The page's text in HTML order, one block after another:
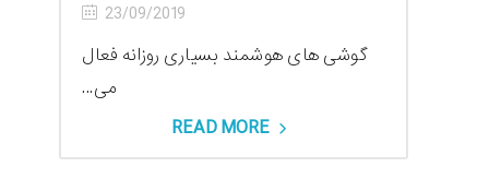
23/09/2019
گوشی های هوشمند بسیاری روزانه فعال
می...
READ MORE